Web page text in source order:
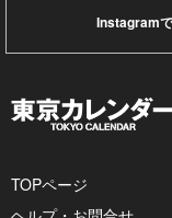
Instagram
TOPページ